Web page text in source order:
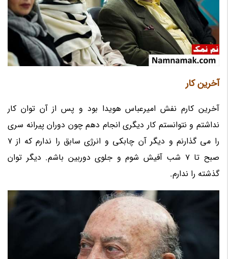
آخرین کار
آخرین کارم نفش امیرعباس هویدا بود و پس از آن توان کار
نداشتم و نتوانستم کار دیگری انجام دهم چون دوران پیرانه سری
را می گذارنم و دیگر آن چابکی و انرژی سابق را ندارم که از 7
صبح تا 7 شب آفیش شوم و جلوی دوربین باشم. دیگر توان
گذشته را ندارم.